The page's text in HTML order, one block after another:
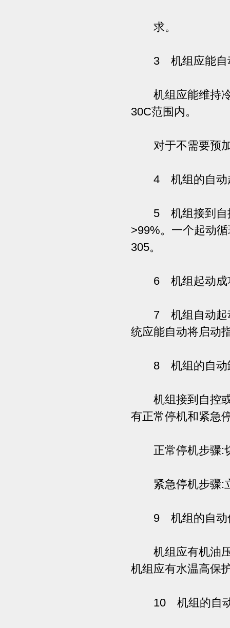
求。
3 机组应能自动
机组应能维持冷
30C范围内。
对于不需要预加
4 机组的自动
5 机组接到自控
>99%。一个起动
305。
6 机组起动成功
7 机组自动起动
统应能自动将启动
8 机组的自动
机组接到自控或
有正常停机和紧急
正常停机步骤:切
紧急停机步骤:立
9 机组的自动
机组应有机油压
机组应有水温高保
10 机组的自动